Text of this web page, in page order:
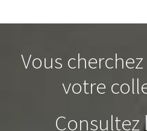
Vous
votre
Consultez